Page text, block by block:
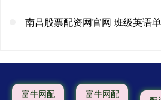
南昌股票配资网官网 班级英语
富牛网配 富牛网配